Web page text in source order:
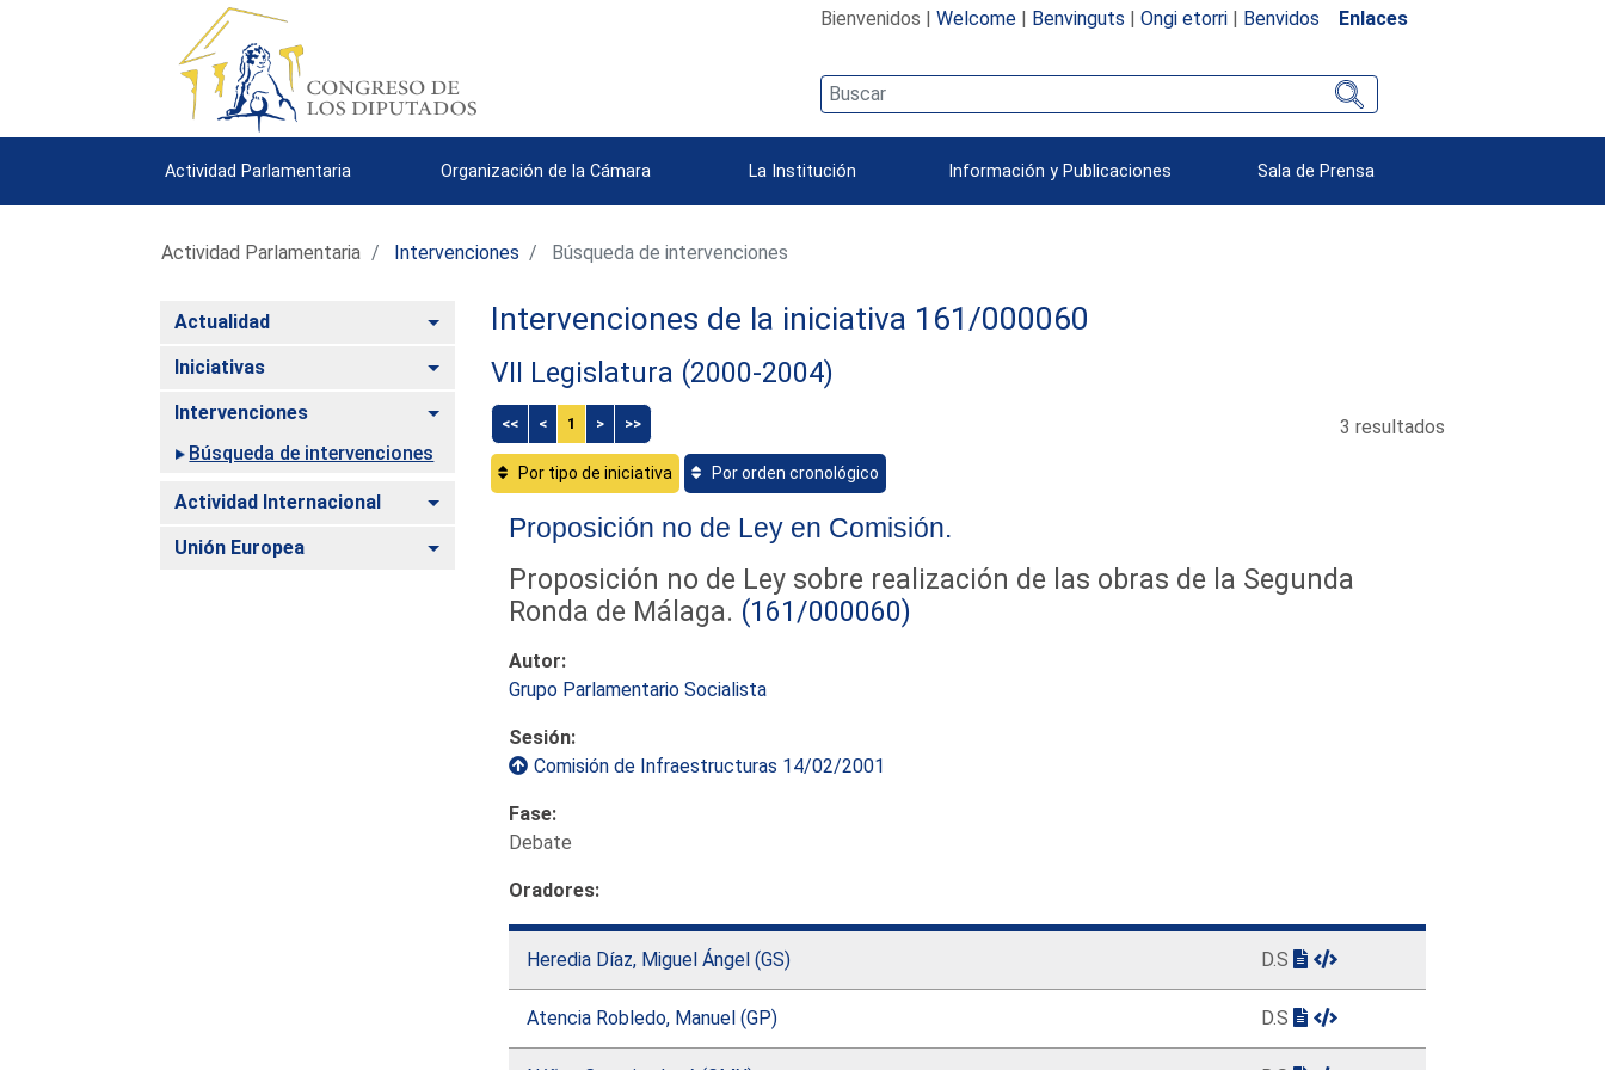
Bienvenidos | Welcome| Benvinguts | Ongi etorri| Benvidos Enlaces
Actividad Parlamentaria Organización de la Cámara La Institución Información y Publicaciones Sala de Prensa
Actividad Parlamentaria Intervenciones Búsqueda de intervenciones
Actualidad Alternar
Iniciativas Alternar
Intervenciones
Alternar
Búsqueda de intervenciones
Actividad Internacional Alternar
Unión Europea Alternar
Intervenciones de la iniciativa 161/000060
VII Legislatura (2000-2004)
<< < 1 > >>
Por tipo de iniciativa Por orden cronológico
3 resultados
Proposición no de Ley en Comisión.
Proposición no de Ley sobre realización de las obras de la Segunda
Ronda de Málaga. (161/000060)
Autor:
Grupo Parlamentario Socialista
Sesión:
Comisión de Infraestructuras 14/02/2001
Fase:
Debate
Oradores:
Heredia Díaz, Miguel Ángel (GS) D.S
Atencia Robledo, Manuel (GP) D.S